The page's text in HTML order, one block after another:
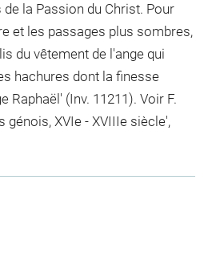
la Passion du Christ. Pour
et les passages plus sombres,
du vêtement de l'ange qui
hachures dont la finesse
Raphaël' (Inv. 11211). Voir F.
XVIe - XVIIIe siècle',